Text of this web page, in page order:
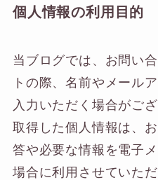
個人情報の利用目的
当ブログでは、お問い
トの際、名前やメール
入力いただく場合がござ
取得した個人情報は、
答や必要な情報を電子
場合に利用させていた